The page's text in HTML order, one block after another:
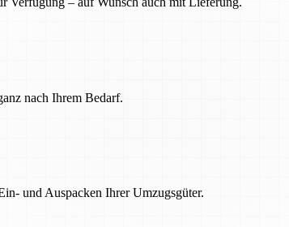
nach Ihrem Bedarf.
und Auspacken Ihrer Umzugsgüter.